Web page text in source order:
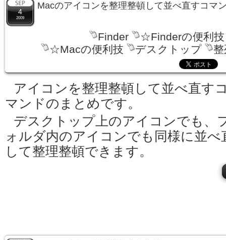
4
2009
Macのアイコンを整理整頓して並べ直すコマ
Finder
☆Finderの便利技
☆Macの便利技
デスクトップ
アイコンを整理整頓して並べ直す
マンドのまとめです。
デスクトップ上のアイコンでも、
ォルダ内のアイコンでも同様に並べ
して整理整頓できます。